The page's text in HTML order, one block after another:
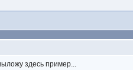
здесь пример...